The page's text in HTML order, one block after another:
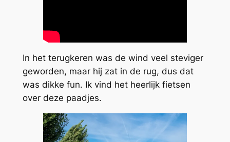
In het terugkeren was de wind veel steviger
geworden, maar hij zat in de rug, dus dat
was dikke fun. Ik vind het heerlijk fietsen
over deze paadjes.